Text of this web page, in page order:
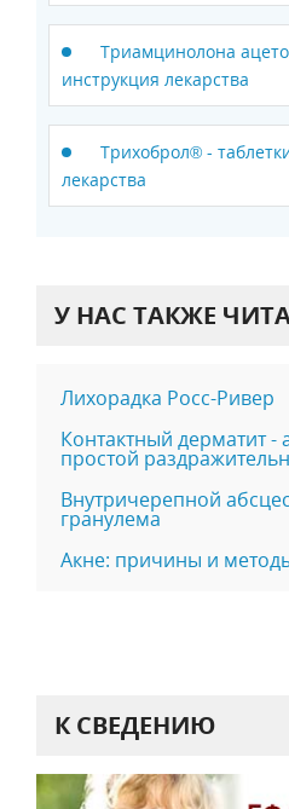
Триамцинолона
инструкция лекарства
Трихоброл® -
лекарства
У НАС ТАКЖЕ
Лихорадка Росс-Ривер
Контактный дерматит -
простой
Внутричерепной
гранулема
Акне: причины и
К СВЕДЕНИЮ